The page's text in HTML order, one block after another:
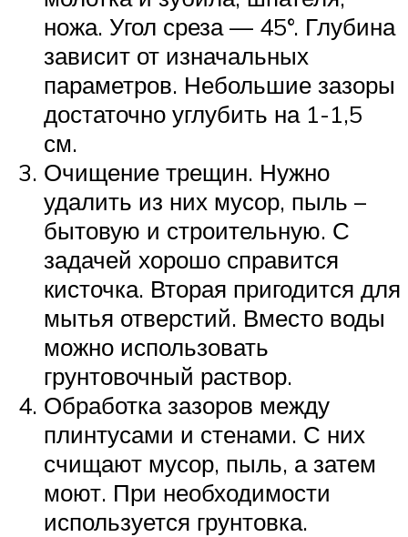
ножа. Угол среза — 45°. Глубина
зависит от изначальных
параметров. Небольшие зазоры
достаточно углубить на 1-1,5
см.
Очищение трещин. Нужно
удалить из них мусор, пыль –
бытовую и строительную. С
задачей хорошо справится
кисточка. Вторая пригодится для
мытья отверстий. Вместо воды
можно использовать
грунтовочный раствор.
Обработка зазоров между
плинтусами и стенами. С них
счищают мусор, пыль, а затем
моют. При необходимости
используется грунтовка.